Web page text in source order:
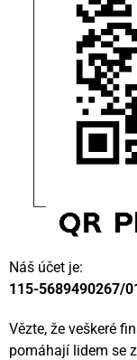
Náš účet je:
115-5689490267/
Vězte, že veškeré
pomáhají lidem se